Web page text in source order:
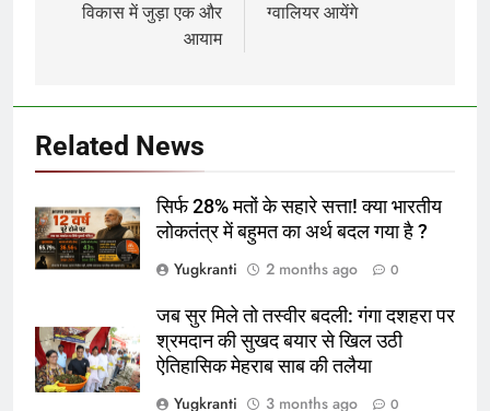
विकास में जुड़ा एक और
आयाम
ग्वालियर आयेंगे
Related News
सिर्फ 28% मतों के सहारे सत्ता! क्या भारतीय
लोकतंत्र में बहुमत का अर्थ बदल गया है ?
Yugkranti
2 months ago 0
जब सुर मिले तो तस्वीर बदली: गंगा दशहरा पर
श्रमदान की सुखद बयार से खिल उठी
ऐतिहासिक मेहराब साब की तलैया
Yugkranti
3 months ago 0